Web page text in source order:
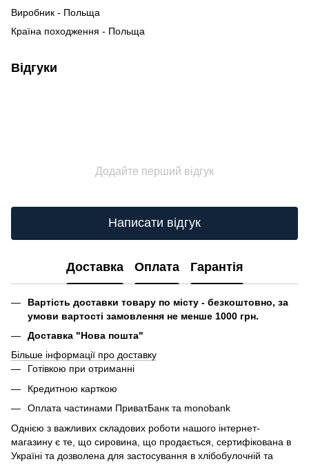
Виробник - Польща
Країна походження - Польща
Відгуки
Додайте перший відгук
Написати відгук
Доставка Оплата Гарантія
Вартість доставки товару по місту - безкоштовно, за
умови вартості замовлення не менше 1000 грн.
Доставка "Нова пошта"
Більше інформації про доставку
Готівкою при отриманні
Кредитною карткою
Оплата частинами ПриватБанк та monobank
Однією з важливих складових роботи нашого інтернет-
магазину є те, що сировина, що продається, сертифікована в
Україні та дозволена для застосування в хлібобулочній та